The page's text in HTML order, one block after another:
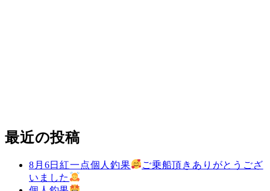
最近の投稿
8月6日紅一点個人釣果
ご乗船頂きありがとうござ
いました